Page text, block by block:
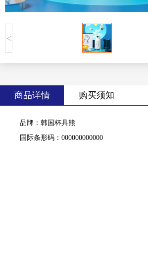
<
商品详情 购买须知
品牌：韩国杯具熊
国际条形码：000000000000